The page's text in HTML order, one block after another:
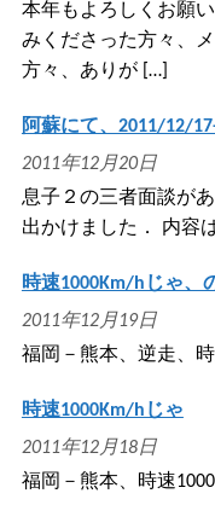
本年もよろしくお願
みくださった方々、
方々、ありが […]
阿蘇にて、2011/12/
2011年12月20日
息子２の三者面談が
出かけました． 内容
時速1000Km/hじゃ、
2011年12月19日
福岡－熊本、逆走、
時速1000Km/hじゃ
2011年12月18日
福岡－熊本、時速